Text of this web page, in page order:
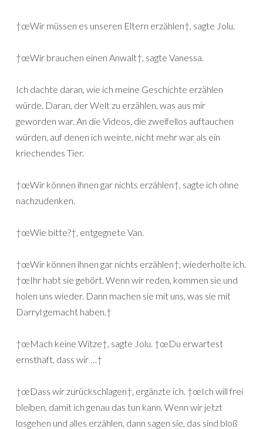
†œWir müssen es unseren Eltern erzählen†, sagte Jolu.
†œWir brauchen einen Anwalt†, sagte Vanessa.
Ich dachte daran, wie ich meine Geschichte erzählen
würde. Daran, der Welt zu erzählen, was aus mir
geworden war. An die Videos, die zweifellos auftauchen
würden, auf denen ich weinte, nicht mehr war als ein
kriechendes Tier.
†œWir können ihnen gar nichts erzählen†, sagte ich ohne
nachzudenken.
†œWie bitte?†, entgegnete Van.
†œWir können ihnen gar nichts erzählen†, wiederholte ich.
†œIhr habt sie gehört. Wenn wir reden, kommen sie und
holen uns wieder. Dann machen sie mit uns, was sie mit
Darryl gemacht haben.†
†œMach keine Witze†, sagte Jolu. †œDu erwartest
ernsthaft, dass wir …†
†œDass wir zurückschlagen†, ergänzte ich. †œIch will frei
bleiben, damit ich genau das tun kann. Wenn wir jetzt
losgehen und alles erzählen, dann sagen sie, das sind bloß